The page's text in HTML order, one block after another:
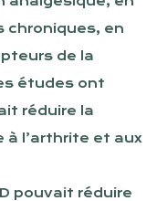
chroniques, en
de la
études ont
réduire la
à l’arthrite et aux
pouvait réduire